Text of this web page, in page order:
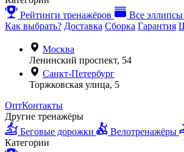
Рейтинги тренажёров
Все эллипсы
Как выбрать? Доставка Сборка Гарантия
Москва
Ленинский проспект, 54
Санкт-Петербург
Торжковская улица, 5
ОптКонтакты
Другие тренажёры
Беговые дорожки
Велотренажёры
Категории